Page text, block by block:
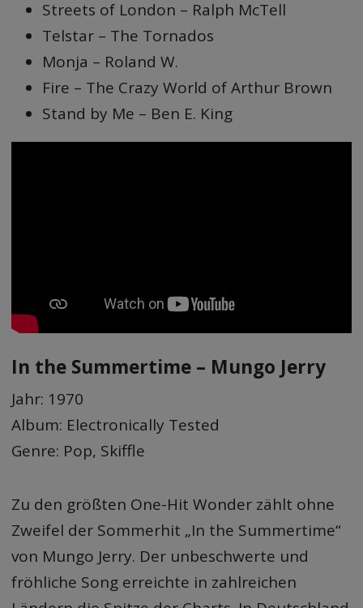
Streets of London – Ralph McTell
Telstar – The Tornados
Monja – Roland W.
Fire – The Crazy World of Arthur Brown
Stand by Me – Ben E. King
In the Summertime – Mungo Jerry
Jahr: 1970
Album: Electronically Tested
Genre: Pop, Skiffle
Zu den größten One-Hit Wonder zählt ohne
Zweifel der Sommerhit „In the Summertime“
von Mungo Jerry. Der unbeschwerte und
fröhliche Song erreichte in zahlreichen